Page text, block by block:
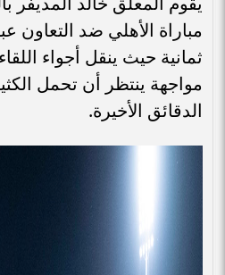
مباراة الأهلي ضد التعاون
ثمانية حيث ينقل أجواء
مواجهة ينتظر أن تحمل
الدقائق الأخيرة.